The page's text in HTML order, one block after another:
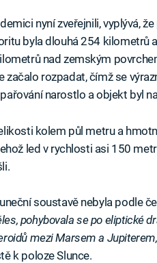
nyní zveřejnili, vyplývá,
byla dlouhá 254 kilometrů
nad zemským
rozpadat, čímž se
narostlo a objekt byl
kolem půl metru a
led v rychlosti asi 150
soustavě nebyla podle
pohybovala se po eliptické
mezi Marsem a
k poloze Slunce.